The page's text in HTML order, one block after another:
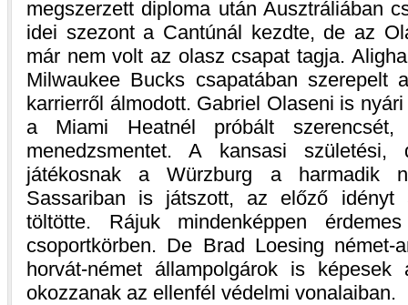
megszerzett diploma után Ausztráliában
idei szezont a Cantúnál kezdte, de az
már nem volt az olasz csapat tagja.
Milwaukee Bucks csapatában szerepelt
karrierről álmodott. Gabriel Olaseni is
a Miami Heatnél próbált
menedzsmentet. A kansasi születési,
játékosnak a Würzburg a harmadik
Sassariban is játszott, az előző idényt
töltötte. Rájuk mindenképpen
csoportkörben. De Brad Loesing német-
horvát-német állampolgárok is
okozzanak az ellenfél védelmi vonalaiban.